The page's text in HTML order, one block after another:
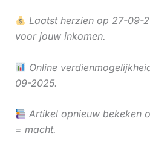
Laatst herzien op 27-09-
voor jouw inkomen.
Online
09-2025.
Artikel opnieuw bekeken
= macht.